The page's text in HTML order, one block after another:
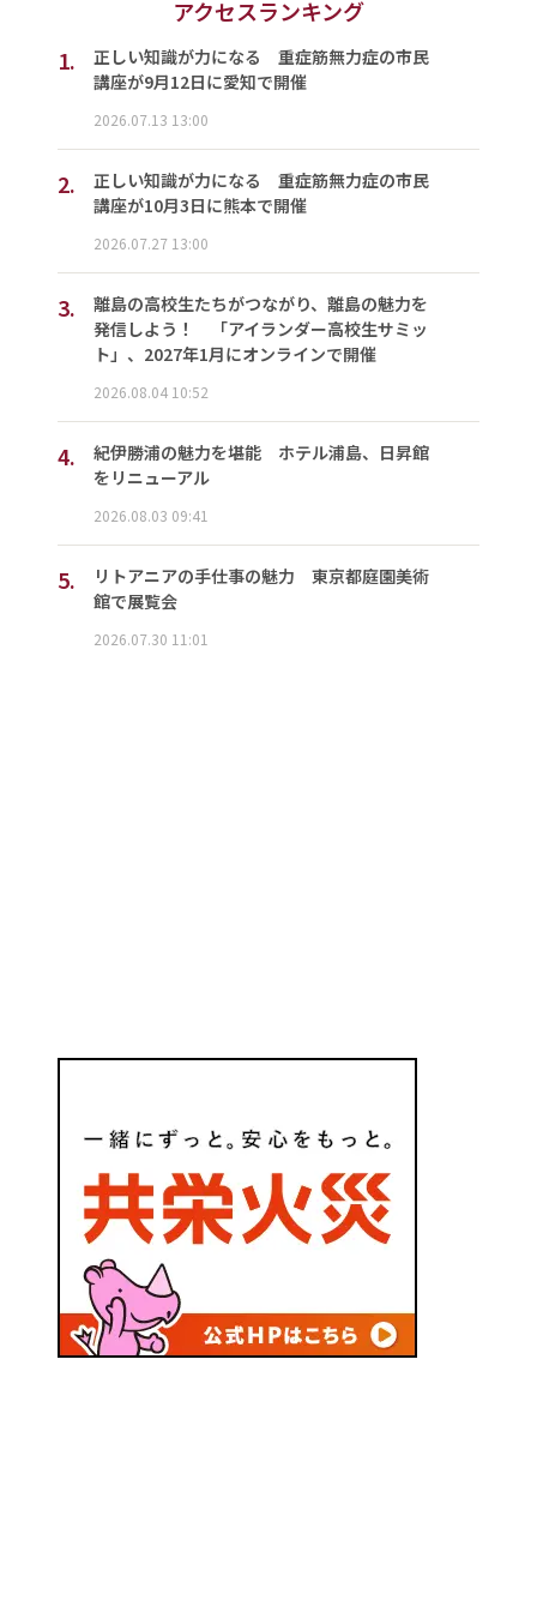
アクセスランキング
1.
正しい知識が力になる 重症筋無力症の市民
講座が9月12日に愛知で開催
2026.07.13 13:00
2.
正しい知識が力になる 重症筋無力症の市民
講座が10月3日に熊本で開催
2026.07.27 13:00
3.
離島の高校生たちがつながり、離島の魅力を
発信しよう！ 「アイランダー高校生サミッ
ト」、2027年1月にオンラインで開催
2026.08.04 10:52
4.
紀伊勝浦の魅力を堪能 ホテル浦島、日昇館
をリニューアル
2026.08.03 09:41
5.
リトアニアの手仕事の魅力 東京都庭園美術
館で展覧会
2026.07.30 11:01